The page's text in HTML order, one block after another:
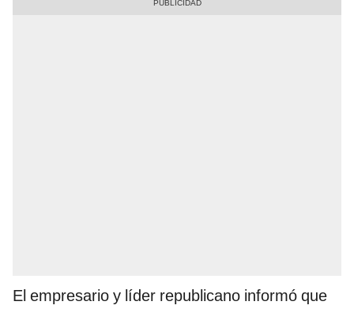
El empresario y líder republicano informó que